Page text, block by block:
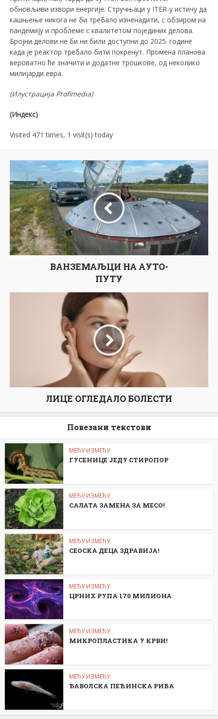
обновљиви извори енергије. Стручњаци у ITER-у истичу да
кашњење никога не би требало изненадити, с обзиром на
пандемију и проблеме с квалитетом појединих делова.
Бројни делови не би ни били доступни до 2025. године
када је реактор требало бити покренут. Промена планова
вероватно ће значити и додатне трошкове, од неколико
милијарди евра.
(Илустрација Profimedia)
(Индекс)
Visited 471 times, 1 visit(s) today
ВАНЗЕМАЉЦИ НА АУТО-
ПУТУ
ЛИЦЕ ОГЛЕДАЛО БОЛЕСТИ
Повезани текстови
МЕЂУ ИЗМЕЂУ
ГУСЕНИЦЕ ЈЕДУ СТИРОПОР
МЕЂУ ИЗМЕЂУ
САЛАТА ЗАМЕНА ЗА МЕСО!
МЕЂУ ИЗМЕЂУ
СЕОСKА ДЕЦА ЗДРАВИЈА!
МЕЂУ ИЗМЕЂУ
ЦРНИХ РУПА 170 МИЛИОНА
МЕЂУ ИЗМЕЂУ
МИКРОПЛАСТИКА У КРВИ!
МЕЂУ ИЗМЕЂУ
ЂАВОЛСKА ПЕЋИНСKА РИБА